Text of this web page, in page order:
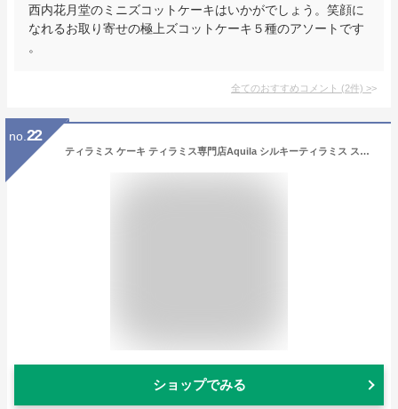
西内花月堂のミニズコットケーキはいかがでしょう。笑顔に
なれるお取り寄せの極上ズコットケーキ５種のアソートです
。
全てのおすすめコメント (2件) >
no. 22
ティラミス ケーキ ティラミス専門店Aquila シルキーティラミス ストロベリー 14cm 2〜3人前 1個 バレンタイン 誕生日ケーキ バースデーケーキ 冷凍
ショップでみる